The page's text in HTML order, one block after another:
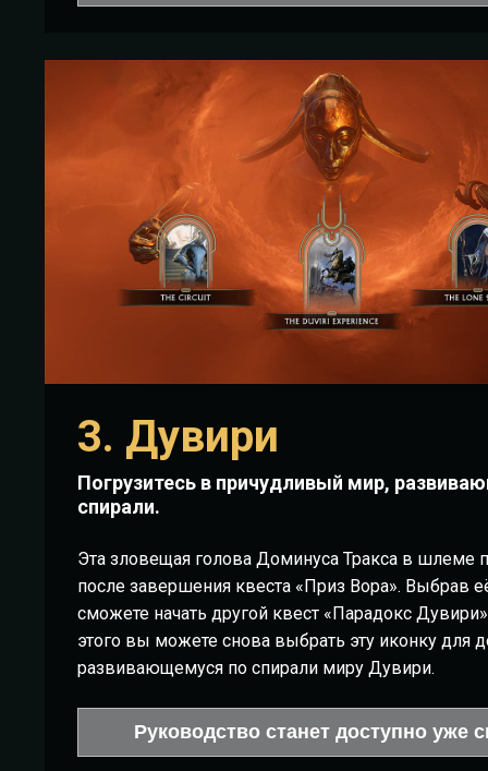
3. Дувири
Погрузитесь в причудливый мир,
спирали.
Эта зловещая голова Доминуса Тракса в шлеме
после завершения квеста «Приз Вора». Выбрав
сможете начать другой квест «Парадокс
этого вы можете снова выбрать эту иконку для
развивающемуся по спирали миру Дувири.
Руководство станет доступно уже